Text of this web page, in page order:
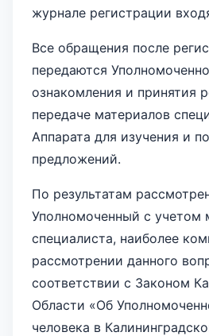
журнале регистрации
Все обращения после
передаются
ознакомления и принятия
передаче материалов
Аппарата для изучения и
предложений.
По результатам
Уполномоченный с учетом
специалиста, наиболее
рассмотрении данного
соответствии с Законом
Области «Об
человека в